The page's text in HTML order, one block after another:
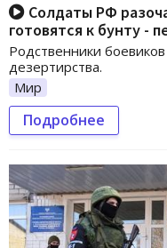
Солдаты РФ
готовятся к бунту -
Родственники
дезертирства.
Мир
Подробнее